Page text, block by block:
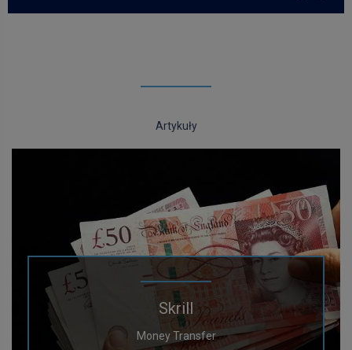
Artykuły
Skrill
Money Transfer